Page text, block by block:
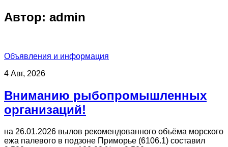
Автор: admin
Объявления и информация
4 Авг, 2026
Вниманию рыбопромышленных
организаций!
на 26.01.2026 вылов рекомендованного объёма морского
ежа палевого в подзоне Приморье (6106.1) составил